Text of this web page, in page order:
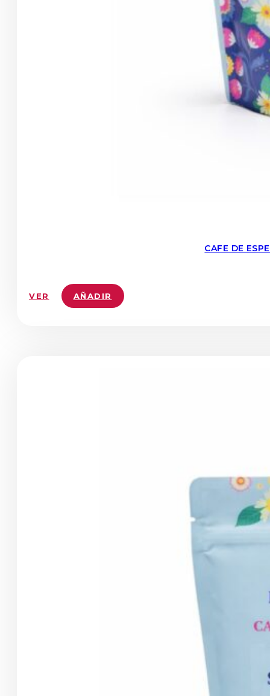
CAFE DE
VER AÑADIR